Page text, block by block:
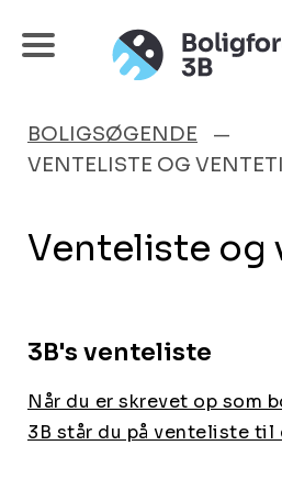
BOLIGSØGENDE
VENTELISTE OG
Venteliste og
3B's venteliste
Når du er skrevet op som
3B står du på venteliste til